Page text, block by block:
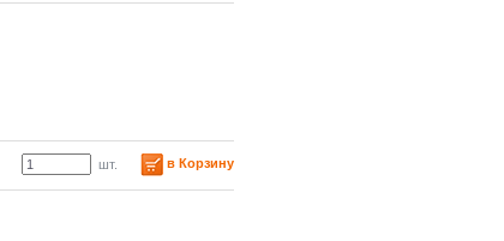
шт. в Корзину